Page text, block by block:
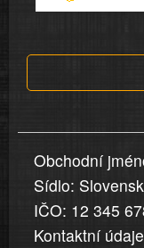
v
uvedena,
jsou
přesná
a
úplná
Obchodní
Sídlo:
IČO: 12 345
Kontaktní